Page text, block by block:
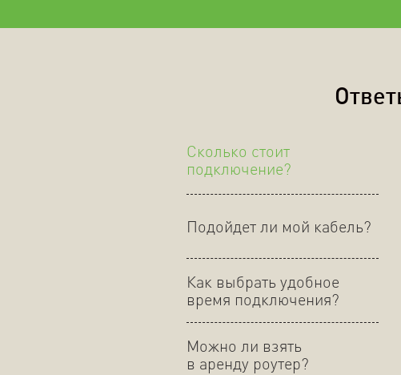
Сколько стоит
подключение?
Подойдет ли мой кабель?
Как выбрать удобное
время подключения?
Можно ли взять
в аренду роутер?